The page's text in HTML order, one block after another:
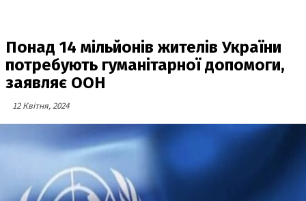
Понад 14 мільйонів жителів України
потребують гуманітарної допомоги,
заявляє ООН
12 Квітня, 2024